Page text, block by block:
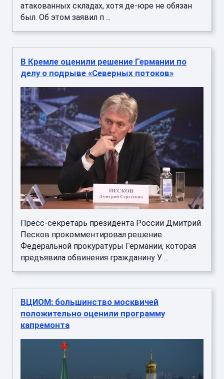
атакованных складах, хотя де-юре не обязан
был. Об этом заявил п ...
В Кремле оценили решение Германии по
делу о подрыве «Северных потоков»
Пресс-секретарь президента России Дмитрий
Песков прокомментировал решение
Федеральной прокуратуры Германии, которая
предъявила обвинения гражданину У ...
ВЦИОМ: большинство москвичей
положительно оценили программу
капремонта